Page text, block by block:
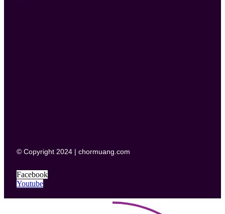
© Copyright 2024 | chormuang.com
Facebook
Youtube